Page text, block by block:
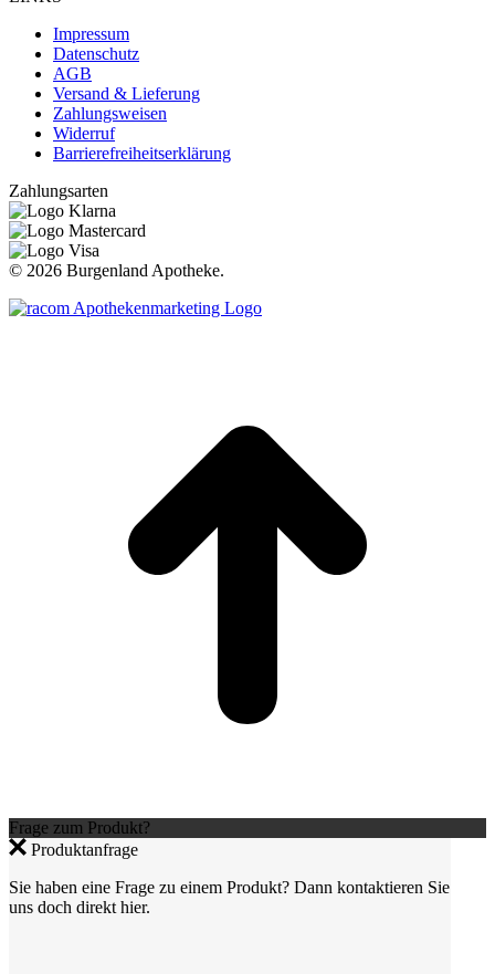
Impressum
Datenschutz
AGB
Versand & Lieferung
Zahlungsweisen
Widerruf
Barrierefreiheitserklärung
Zahlungsarten
© 2026 Burgenland Apotheke.
Frage zum Produkt?
Produktanfrage
Sie haben eine Frage zu einem Produkt? Dann kontaktieren Sie
uns doch direkt hier.